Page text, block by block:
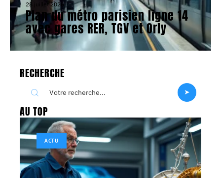
28 juillet 2026
Plan du métro parisien ligne 14
avec gares RER, TGV et Orly
RECHERCHE
AU TOP
ACTU